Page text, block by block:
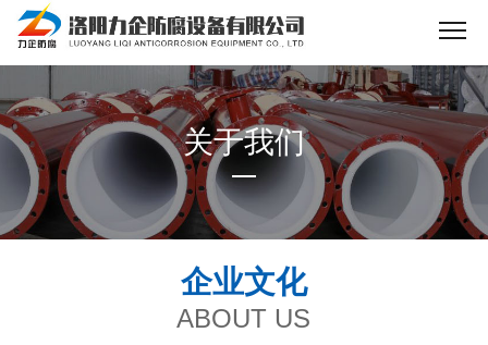
关于我们
企业文化
ABOUT US